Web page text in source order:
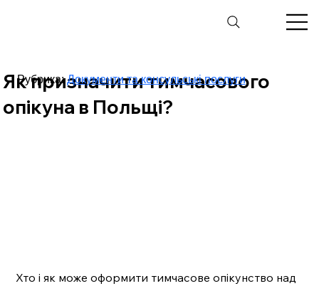
Як призначити тимчасового
опікуна в Польщі?
Хто і як може оформити тимчасове опікунство над
Рубрика:Документи та консульські послуги